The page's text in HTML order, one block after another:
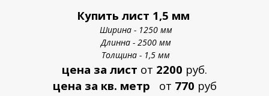
Купить лист 1,5 мм
Ширина - 1250 мм
Длинна - 2500 мм
Толщина - 1,5 мм
цена за лист от 2200 руб.
цена за кв. метр от 770 руб